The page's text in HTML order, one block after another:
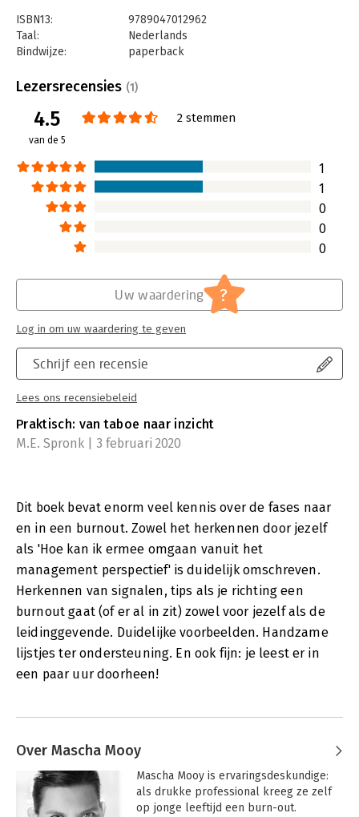
ISBN13:
9789047012962
Taal:
Nederlands
Bindwijze:
paperback
Uitgever:
Business Contact
Verschijningsdatum:
9-10-2019
Hoofdrubriek:
Lezersrecensies (1)
4.5
van de 5
2 stemmen
1
1
0
0
0
Schrijf een recensie
Lees ons recensiebeleid
Uw waardering ?
Log in om uw waardering te geven
Praktisch: van taboe naar inzicht
M.E. Spronk | 3 februari 2020
Dit boek bevat enorm veel kennis over de fases naar
en in een burnout. Zowel het herkennen door jezelf
als 'Hoe kan ik ermee omgaan vanuit het
management perspectief' is duidelijk omschreven.
Herkennen van signalen, tips als je richting een
burnout gaat (of er al in zit) zowel voor jezelf als de
leidinggevende. Duidelijke voorbeelden. Handzame
lijstjes ter ondersteuning. En ook fijn: je leest er in
een paar uur doorheen!
Over Mascha Mooy
Mascha Mooy is ervaringsdeskundige:
als drukke professional kreeg ze zelf
op jonge leeftijd een burn-out.